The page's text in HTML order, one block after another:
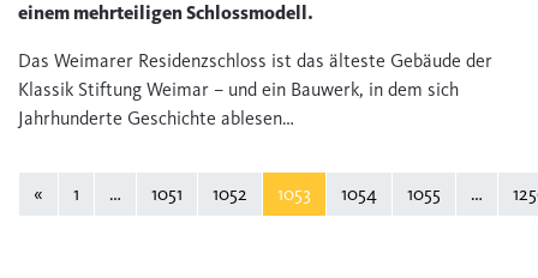
einem mehrteiligen Schlossmodell.
Das Weimarer Residenzschloss ist das älteste Gebäude der
Klassik Stiftung Weimar – und ein Bauwerk, in dem sich
Jahrhunderte Geschichte ablesen…
« 1 … 1051 1052 1053 1054 1055 …